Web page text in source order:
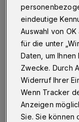
Wuppertal·32
am Donnerstag
Ostersiepen.
bestätigt, dass
Folgen des
Ausbreitung
getestet.
16.04.2020 , 16:33
eindeutige
Auswahl von
für die unter
Daten, um
Zwecke. Durch
Widerruf Ihrer
Wenn Tracker
Anzeigen
Sie. Sie können